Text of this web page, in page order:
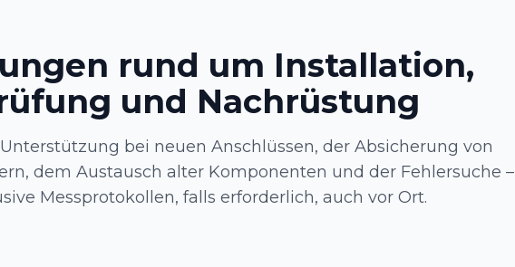
rund um Installation,
und Nachrüstung
bei neuen Anschlüssen, der Absicherung von
dem Austausch alter Komponenten und der Fehlersuche –
Messprotokollen, falls erforderlich, auch vor Ort.